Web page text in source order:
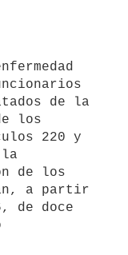
los
la
a partir